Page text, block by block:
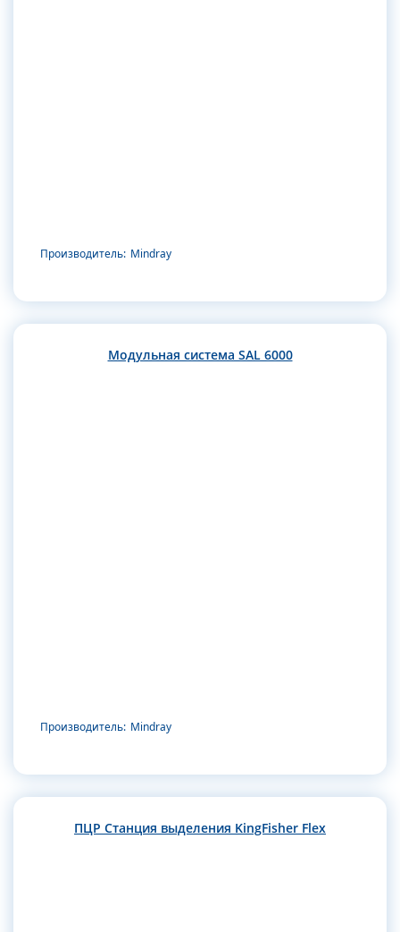
Производитель: Mindray
Модульная система SAL 6000
Производитель: Mindray
ПЦР Станция выделения KingFisher Flex